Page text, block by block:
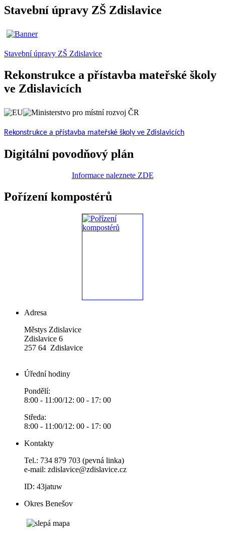
Stavební úpravy ZŠ Zdislavice
Stavební úpravy ZŠ Zdislavice
Rekonstrukce a přístavba mateřské školy
ve Zdislavicích
Rekonstrukce a přístavba mateřské školy ve Zdislavicích
Digitální povodňový plán
Informace naleznete ZDE
Pořízení kompostérů
Adresa
Městys Zdislavice
Zdislavice 6
257 64 Zdislavice
Úřední hodiny
Pondělí:
8:00 - 11:00/12: 00 - 17: 00
Středa:
8:00 - 11:00/12: 00 - 17: 00
Kontakty
Tel.: 734 879 703 (pevná linka)
e-mail: zdislavice@zdislavice.cz
ID: 43jatuw
Okres Benešov